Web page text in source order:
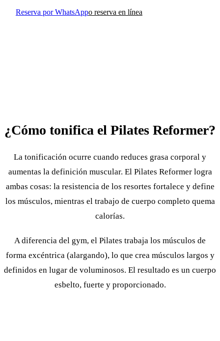
Reserva por WhatsAppo reserva en línea
¿Cómo tonifica el Pilates Reformer?
La tonificación ocurre cuando reduces grasa corporal y
aumentas la definición muscular. El Pilates Reformer logra
ambas cosas: la resistencia de los resortes fortalece y define
los músculos, mientras el trabajo de cuerpo completo quema
calorías.
A diferencia del gym, el Pilates trabaja los músculos de
forma excéntrica (alargando), lo que crea músculos largos y
definidos en lugar de voluminosos. El resultado es un cuerpo
esbelto, fuerte y proporcionado.